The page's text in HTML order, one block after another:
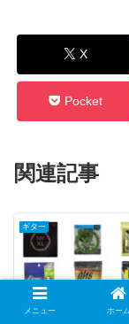
X
Pocket
関連記事
ギター
エレキギターの弦
メニュー ホーム